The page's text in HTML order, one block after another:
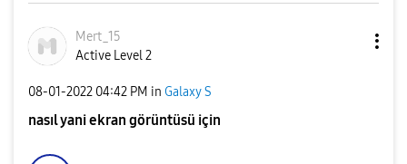
Mert_15
Active Level 2
‎08-01-2022 04:42 PM in Galaxy S
nasıl yani ekran görüntüsü için